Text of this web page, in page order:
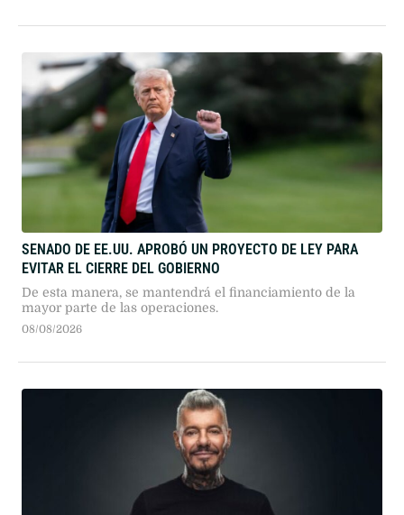
SENADO DE EE.UU. APROBÓ UN PROYECTO DE LEY PARA
EVITAR EL CIERRE DEL GOBIERNO
De esta manera, se mantendrá el financiamiento de la
mayor parte de las operaciones.
08/08/2026